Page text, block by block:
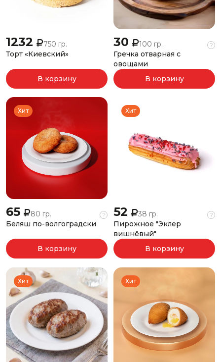
1232
750 гр.
Торт «Киевский»
В корзину
30 100 гр. ?
Гречка отварная с
овощами
В корзину
Хит
65 80 гр. ?
Беляш по-волгоградски
В корзину
Хит
52 38 гр. ?
Пирожное "Эклер
вишнёвый"
В корзину
Хит Хит